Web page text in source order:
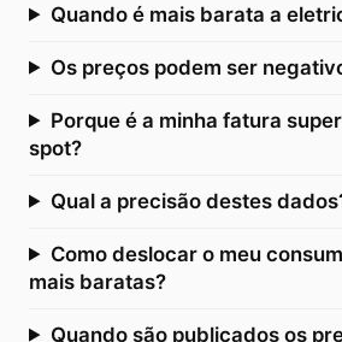
Quando é mais barata a
Os preços podem ser
Porque é a minha fatura
spot?
Qual a precisão destes
Como deslocar o meu
mais baratas?
Quando são publicados os